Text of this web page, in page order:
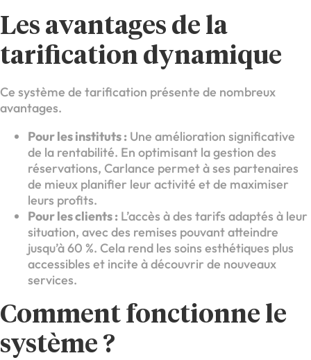
Les avantages de la
tarification dynamique
Ce système de tarification présente de nombreux
avantages.
Pour les instituts : Une amélioration significative
de la rentabilité. En optimisant la gestion des
réservations, Carlance permet à ses partenaires
de mieux planifier leur activité et de maximiser
leurs profits.
Pour les clients : L’accès à des tarifs adaptés à leur
situation, avec des remises pouvant atteindre
jusqu’à 60 %. Cela rend les soins esthétiques plus
accessibles et incite à découvrir de nouveaux
services.
Comment fonctionne le
système ?